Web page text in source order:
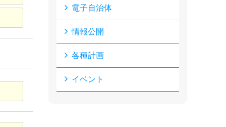
電子自治体
情報公開
各種計画
イベント